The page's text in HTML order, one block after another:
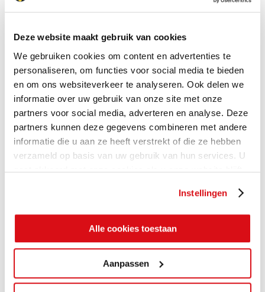
Deze website maakt gebruik van cookies
We gebruiken cookies om content en advertenties te
personaliseren, om functies voor social media te bieden
en om ons websiteverkeer te analyseren. Ook delen we
informatie over uw gebruik van onze site met onze
partners voor social media, adverteren en analyse. Deze
partners kunnen deze gegevens combineren met andere
informatie die u aan ze heeft verstrekt of die ze hebben
verzameld op basis van uw gebruik van hun services. U
gaat akkoord met onze cookies als u onze website blijft
Instellingen
Alle cookies toestaan
Aanpassen